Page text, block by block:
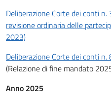
Deliberazione Corte dei conti
revisione ordinaria delle
2023)
Deliberazione Corte dei conti
(Relazione di fine mandato
Anno 2025